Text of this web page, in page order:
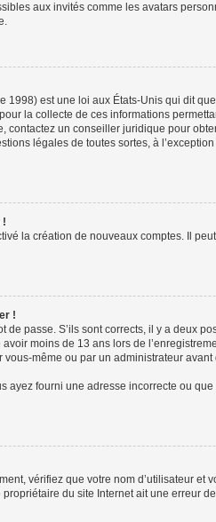
aux invités comme les avatars
1998) est une loi aux États-Unis qui dit
la collecte de ces informations
contactez un conseiller juridique pour
légales de toutes sortes, à
!
la création de nouveaux comptes. Il
!
de passe. S’ils sont corrects, il y a deux
moins de 13 ans lors de
même ou par un administrateur
ayez fourni une adresse incorrecte ou
vérifiez que votre nom d’utilisateur
du site Internet ait une erreur